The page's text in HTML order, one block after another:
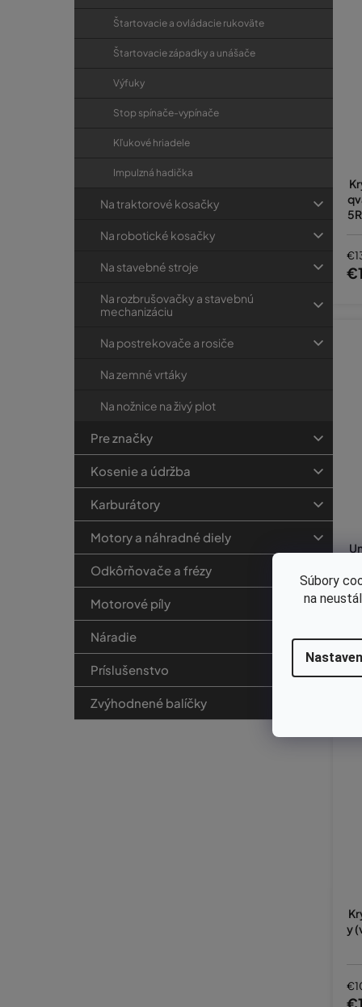
Súbory
na
Štartovacie a ovládacie rukoväte
Štartovacie západky a unášače
Výfuky
Stop spínače-vypínače
Kľukové hriadele
Impulzná hadička
Na traktorové kosačky
Na robotické kosačky
Na stavebné stroje
Na rozbrušovačky a stavebnú
mechanizáciu
Na postrekovače a rosiče
Na zemné vrtáky
Na nožnice na živý plot
Pre značky
Kosenie a údržba
Karburátory
Motory a náhradné diely
Odkôrňovače a frézy
Motorové píly
Náradie
Príslušenstvo
Zvýhodnené balíčky
y
y